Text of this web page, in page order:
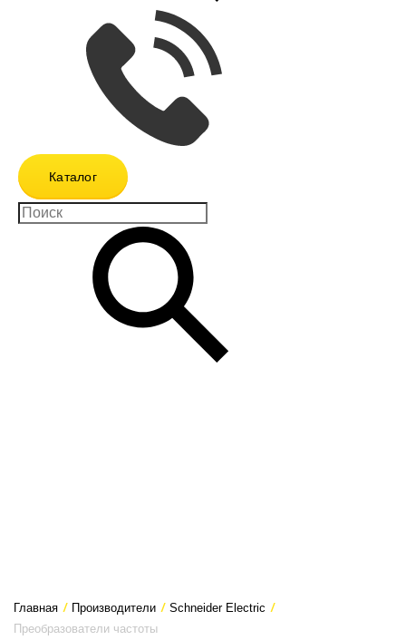
Каталог
Главная / Производители / Schneider Electric /
Преобразователи частоты